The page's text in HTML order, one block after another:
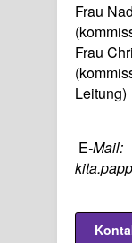
Frau
Frau
Leitung)
E-Mail: